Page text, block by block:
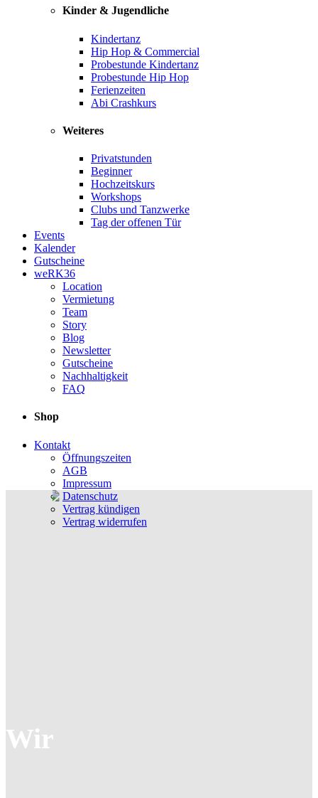
Kinder & Jugendliche
Kindertanz
Hip Hop & Commercial
Probestunde Kindertanz
Probestunde Hip Hop
Ferienzeiten
Abi Crashkurs
Weiteres
Privatstunden
Beginner
Hochzeitskurs
Workshops
Clubs und Tanzwerke
Tag der offenen Tür
Events
Kalender
Gutscheine
weRK36
Location
Vermietung
Team
Story
Blog
Newsletter
Gutscheine
Nachhaltigkeit
FAQ
Shop
Kontakt
Öffnungszeiten
AGB
Impressum
Datenschutz
Vertrag kündigen
Vertrag widerrufen
Wir